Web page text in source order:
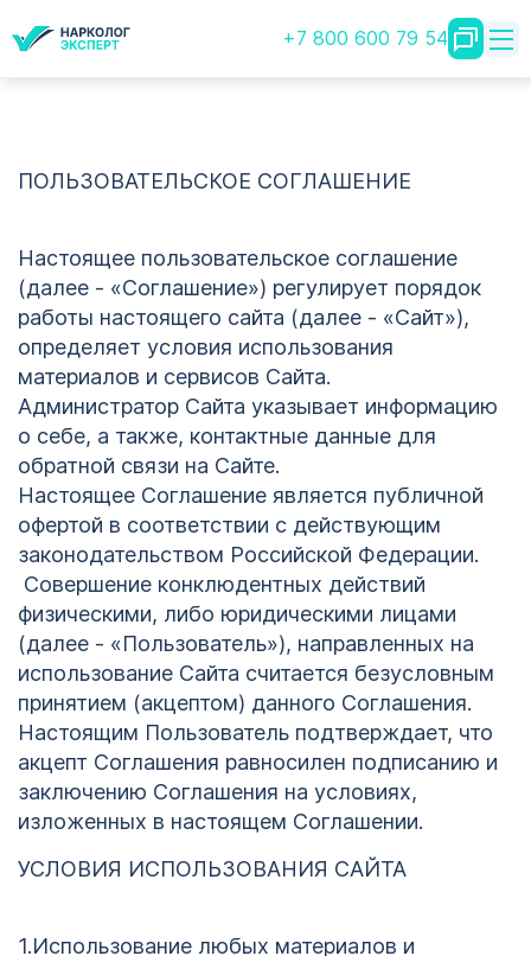
+7 800 600 79 54
ПОЛЬЗОВАТЕЛЬСКОЕ СОГЛАШЕНИЕ
Настоящее пользовательское соглашение
(далее - «Соглашение») регулирует порядок
работы настоящего сайта (далее - «Сайт»),
определяет условия использования
материалов и сервисов Сайта.
Администратор Сайта указывает информацию
о себе, а также, контактные данные для
обратной связи на Сайте.
Настоящее Соглашение является публичной
офертой в соответствии с действующим
законодательством Российской Федерации.
Совершение конклюдентных действий
физическими, либо юридическими лицами
(далее - «Пользователь»), направленных на
использование Сайта считается безусловным
принятием (акцептом) данного Соглашения.
Настоящим Пользователь подтверждает, что
акцепт Соглашения равносилен подписанию и
заключению Соглашения на условиях,
изложенных в настоящем Соглашении.
УСЛОВИЯ ИСПОЛЬЗОВАНИЯ САЙТА
1.Использование любых материалов и